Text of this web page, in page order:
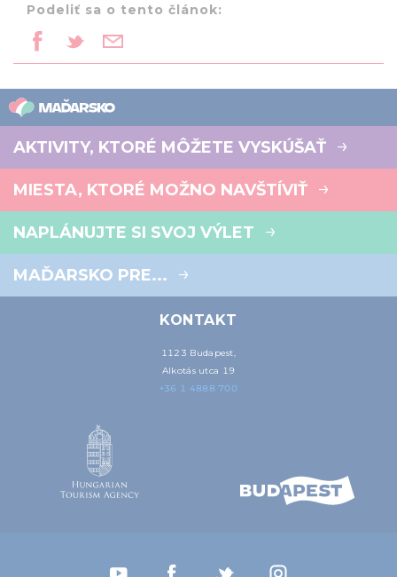
Podeliť sa o tento článok:
AKTIVITY, KTORÉ MÔŽETE VYSKÚŠAŤ
MIESTA, KTORÉ MOŽNO NAVŠTÍVIŤ
NAPLÁNUJTE SI SVOJ VÝLET
MAĎARSKO PRE...
KONTAKT
1123 Budapest,
Alkotás utca 19
+36 1 4888 700